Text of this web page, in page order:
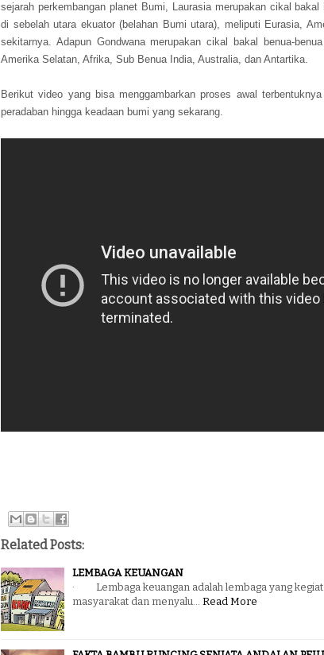
sejarah perkembangan planet Bumi, Laurasia merupakan cikal
di sebelah utara ekuator (belahan Bumi utara), meliputi Eurasia,
sekitarnya. Adapun Gondwana merupakan cikal bakal benua-
Amerika Selatan, Afrika, Sub Benua India, Australia, dan Antartika.
Berikut video yang bisa menggambarkan proses awal
peradaban hingga keadaan bumi yang sekarang.
Related Posts:
LEMBAGA KEUANGAN
· Lembaga keuangan adalah lembaga yang
masyarakat dan menyalu…
Read More